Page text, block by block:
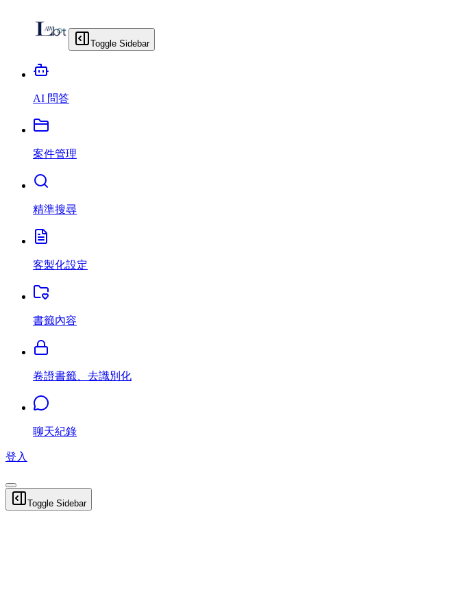
Toggle Sidebar
AI 問答
案件管理
精準搜尋
客製化設定
書籤內容
卷證書籤、去識別化
聊天紀錄
登入
Toggle Sidebar